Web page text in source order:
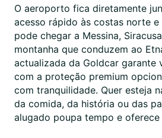
O aeroporto fica diretamente
acesso rápido às costas norte
pode chegar a Messina,
montanha que conduzem ao
actualizada da Goldcar garante
com a proteção premium
com tranquilidade. Quer esteja
da comida, da história ou das
alugado poupa tempo e